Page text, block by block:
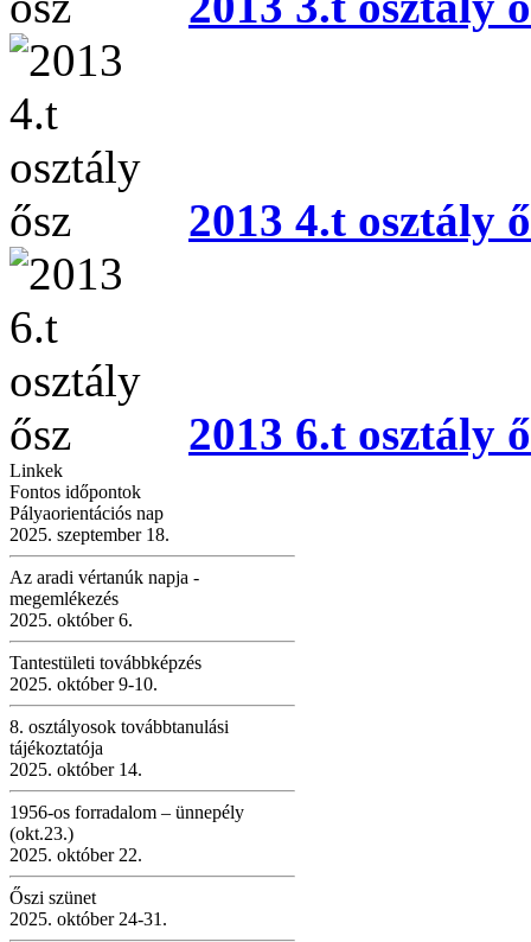
2013 4.t osztály
2013 6.t osztály
Linkek
Fontos időpontok
Pályaorientációs nap
2025. szeptember 18.
Az aradi vértanúk napja -
megemlékezés
2025. október 6.
Tantestületi továbbképzés
2025. október 9-10.
8. osztályosok továbbtanulási
tájékoztatója
2025. október 14.
1956-os forradalom – ünnepély
(okt.23.)
2025. október 22.
Őszi szünet
2025. október 24-31.